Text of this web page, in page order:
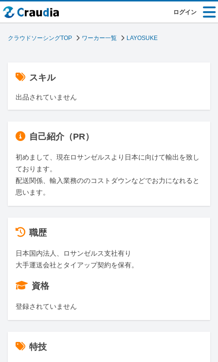
ログイン
クラウドソーシングTOP ワーカー一覧 LAYOSUKE
スキル
出品されていません
自己紹介（PR）
初めまして、現在ロサンゼルスより日本に向けて輸出を致し
ております。
配送関係、輸入業務ののコストダウンなどでお力になれると
思います。
職歴
日本国内法人、ロサンゼルス支社有り
大手運送会社とタイアップ契約を保有。
資格
登録されていません
特技